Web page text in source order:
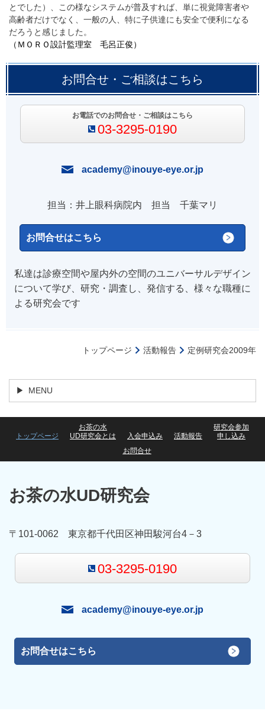
とでした）、この様なシステムが普及すれば、単に視覚障害者や
高齢者だけでなく、一般の人、特に子供達にも安全で便利になる
だろうと感じました。
（ＭＯＲＯ設計監理室 毛呂正俊）
お問合せ・ご相談はこちら
お電話でのお問合せ・ご相談はこちら
03-3295-0190
academy@inouye-eye.or.jp
担当：井上眼科病院内 担当 千葉マリ
お問合せはこちら
私達は診療空間や屋内外の空間のユニバーサルデザイン
について学び、研究・調査し、発信する、様々な職種に
よる研究会です
トップページ 活動報告 定例研究会2009年
MENU
トップページ
お茶の水
UD研究会とは
入会申込み 活動報告
研究会参加
申し込み
お問合せ
お茶の水UD研究会
〒101-0062 東京都千代田区神田駿河台4－3
03-3295-0190
academy@inouye-eye.or.jp
お問合せはこちら